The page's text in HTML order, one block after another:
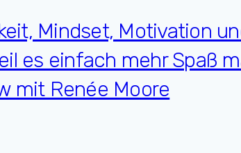
Mindset, Motivation
es einfach mehr Spaß
mit Renée Moore